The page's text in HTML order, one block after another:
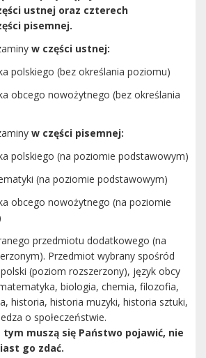
ustnej ‎oraz czterech
pisemnej.
w części ustnej:‎
polskiego (bez określania poziomu)‎
obcego nowożytnego (bez określania
w części pisemnej:‎
polskiego (na poziomie podstawowym)‎
(na poziomie podstawowym)‎
obcego nowożytnego (na poziomie
przedmiotu dodatkowego (na
Przedmiot wybrany spośród
(poziom rozszerzony), język obcy
biologia, chemia, filozofia,
historia, historia muzyki, historia sztuki,
o społeczeństwie.
muszą się Państwo pojawić, nie
go zdać.